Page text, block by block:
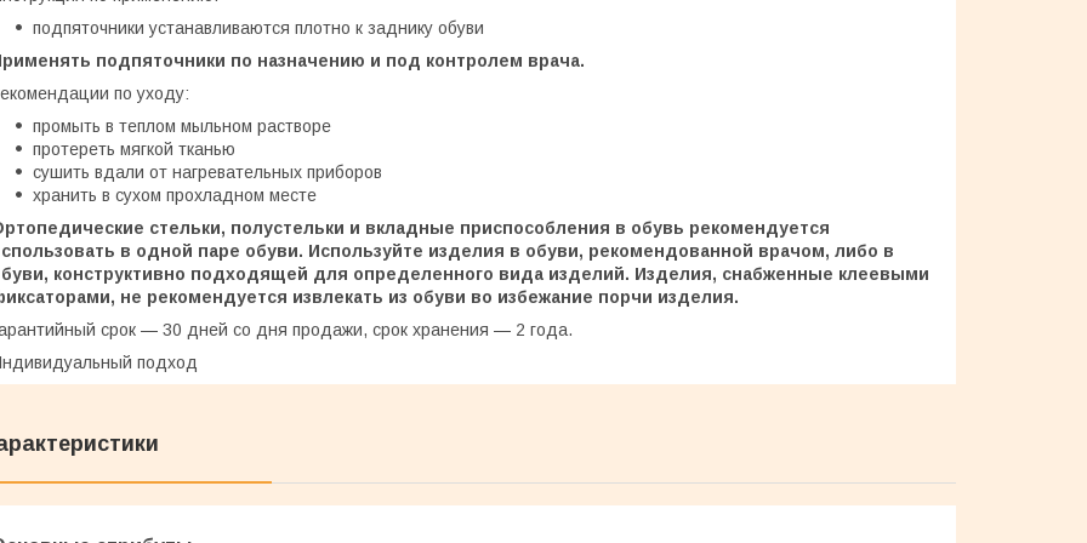
подпяточники устанавливаются плотно к заднику обуви
подпяточники по назначению и под контролем врача.
по уходу:
промыть в теплом мыльном растворе
протереть мягкой тканью
сушить вдали от нагревательных приборов
хранить в сухом прохладном месте
стельки, полустельки и вкладные приспособления в обувь рекомендуется
в одной паре обуви. Используйте изделия в обуви, рекомендованной врачом, либо в
конструктивно подходящей для определенного вида изделий. Изделия, снабженные клеевыми
не рекомендуется извлекать из обуви во избежание порчи изделия.
срок — 30 дней со дня продажи, срок хранения — 2 года.
подход